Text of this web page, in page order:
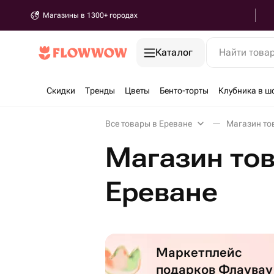
Магазины в 1300+ городах
Каталог Найти
Скидки Тренды Цветы Бенто-торты Клубника в
Все товары в Ереване Магазин
Магазин
Ереване
Маркетплейс